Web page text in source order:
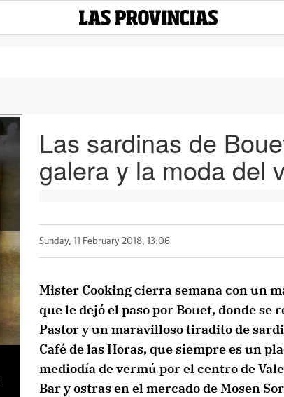
Las sardinas de
galera y la moda del
Sunday, 11 February 2018, 13:06
Mister Cooking cierra semana con un
que le dejó el paso por Bouet, donde
Pastor y un maravilloso tiradito de
Café de las Horas, que siempre es un
mediodía de vermú por el centro de
Bar y ostras en el mercado de Mosen